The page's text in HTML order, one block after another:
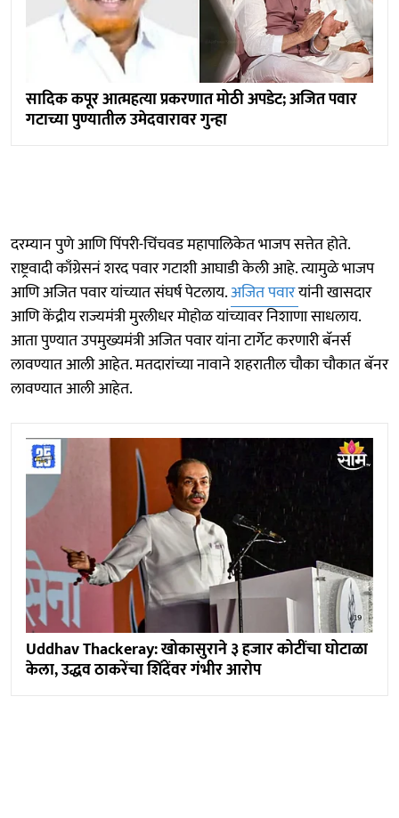
सादिक कपूर आत्महत्या प्रकरणात मोठी अपडेट; अजित पवार
गटाच्या पुण्यातील उमेदवारावर गुन्हा
दरम्यान पुणे आणि पिंपरी-चिंचवड महापालिकेत भाजप सत्तेत होते.
राष्ट्रवादी काँग्रेसनं शरद पवार गटाशी आघाडी केली आहे. त्यामुळे भाजप
आणि अजित पवार यांच्यात संघर्ष पेटलाय.अजित पवारयांनी खासदार
आणि केंद्रीय राज्यमंत्री मुरलीधर मोहोळ यांच्यावर निशाणा साधलाय.
आता पुण्यात उपमुख्यमंत्री अजित पवार यांना टार्गेट करणारी बॅनर्स
लावण्यात आली आहेत. मतदारांच्या नावाने शहरातील चौका चौकात बॅनर
लावण्यात आली आहेत.
Uddhav Thackeray: खोकासुराने ३ हजार कोटींचा घोटाळा
केला, उद्धव ठाकरेंचा शिंदेंवर गंभीर आरोप